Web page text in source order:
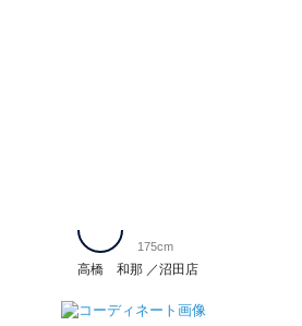
高橋 和那 沼田店
175cm